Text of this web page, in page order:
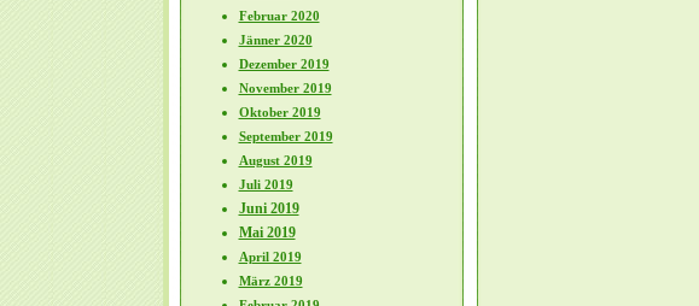
Februar 2020
Jänner 2020
Dezember 2019
November 2019
Oktober 2019
September 2019
August 2019
Juli 2019
Juni 2019
Mai 2019
April 2019
März 2019